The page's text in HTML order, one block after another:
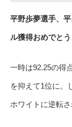
平野歩夢選手、
ル獲得おめでとう
一時は92.25の得
を抑えて1位に。
ホワイトに逆転さ